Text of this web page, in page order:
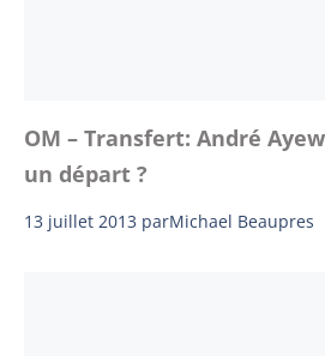
OM – Transfert: André
un départ ?
13 juillet 2013 parMichael Beaupres